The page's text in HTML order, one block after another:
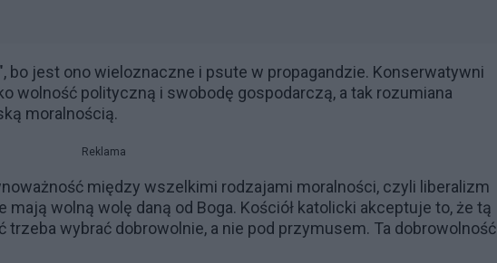
", bo jest ono wieloznaczne i psute w propagandzie. Konserwatywni
wolność polityczną i swobodę gospodarczą, a tak rozumiana
moralnością.
Reklama
między wszelkimi rodzajami moralności, czyli liberalizm
wolną wolę daną od Boga. Kościół katolicki akceptuje to, że tą
wybrać dobrowolnie, a nie pod przymusem. Ta dobrowolność